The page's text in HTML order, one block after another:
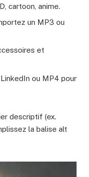
cartoon, anime.
un MP3 ou
et
ou MP4 pour
descriptif (ex.
la balise alt